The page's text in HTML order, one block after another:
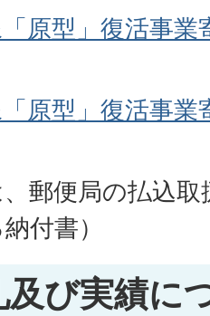
原型」復活事
原型」復活事
、郵便局の払込
付書）
び実績に